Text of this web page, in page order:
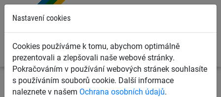
Nastavení cookies
Cookies používáme k tomu, abychom optimálně
prezentovali a zlepšovali naše webové stránky.
Pokračováním v používání webových stránek souhlasíte
s používáním souborů cookie. Další informace
naleznete v našem Ochrana osobních údajů.
Dětská lanová hřiště Houpačky a ptačí hnízda